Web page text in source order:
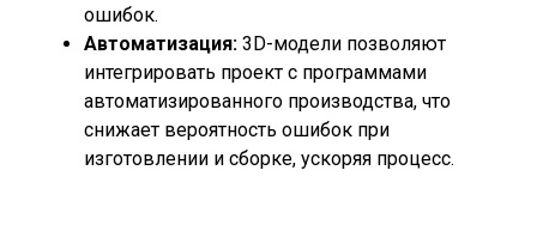
ошибок.
Автоматизация: 3D-модели позволяют
интегрировать проект с программами
автоматизированного производства, что
снижает вероятность ошибок при
изготовлении и сборке, ускоряя процесс.